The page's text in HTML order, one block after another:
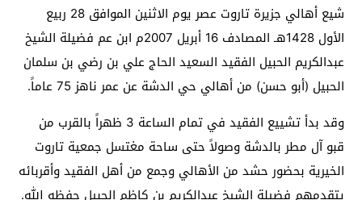
شيع أهالي جزيرة تاروت عصر يوم الاثنين الموافق 28 ربيع
الأول 1428هـ المصادف 16 أبريل 2007م ابن عم فضيلة الشيخ
عبدالكريم الحبيل الفقيد السعيد الحاج علي بن رضي بن سلمان
الحبيل (أبو حسن) من أهالي حي الدشة عن عمر ناهز 75 عاماً.
وقد بدأ تشييع الفقيد في تمام الساعة 3 ظهراً بالقرب من
قبو آل مطر بالدشة وصولاً حتى ساحة مغتسل جمعية تاروت
الخيرية بحضور حشد من الأهالي وجمع من أهل الفقيد وأقربائه
يتقدمهم فضيلة الشيخ عبدالكريم بن كاظم الحبيل حفظه الله.